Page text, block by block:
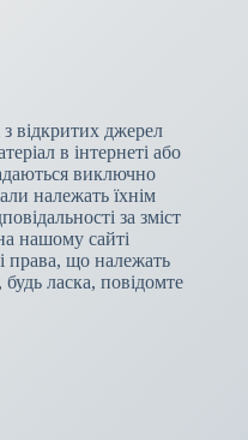
з відкритих джерел
в інтернеті або
виключно
належать їхнім
за зміст
нашому сайті
права, що належать
ласка, повідомте